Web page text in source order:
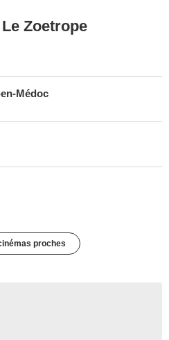
Zoetrope
Médoc
proches